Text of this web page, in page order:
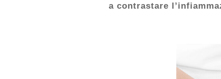
a contrastare